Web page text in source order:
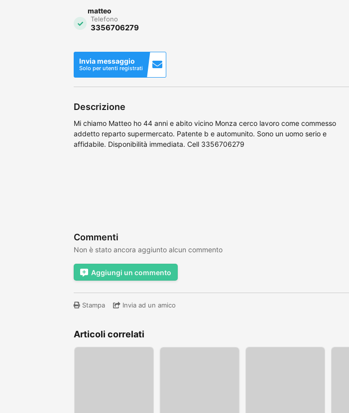
matteo
Telefono
3356706279
Invia messaggio
Solo per utenti registrati
Descrizione
Mi chiamo Matteo ho 44 anni e abito vicino Monza cerco lavoro come commesso
addetto reparto supermercato. Patente b e automunito. Sono un uomo serio e
affidabile. Disponibilità immediata. Cell 3356706279
Commenti
Non è stato ancora aggiunto alcun commento
Aggiungi un commento
Stampa Invia ad un amico
Articoli correlati